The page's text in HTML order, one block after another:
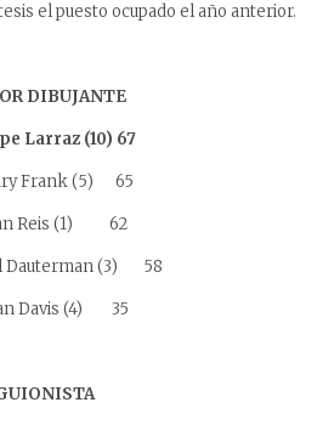
el puesto ocupado el año anterior.
DIBUJANTE
Larraz (10) 67
Frank (5) 65
Reis (1) 62
Dauterman (3) 58
Davis (4) 35